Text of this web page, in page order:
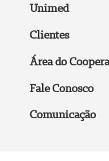
Unimed
Clientes
Área do
Fale Conosco
Comunicação